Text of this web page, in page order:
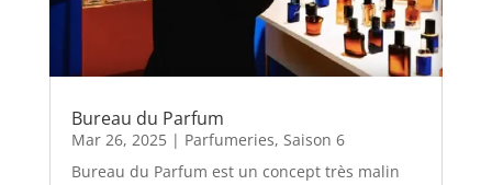
Bureau du Parfum
Mar 26, 2025| Parfumeries, Saison 6
Bureau du Parfum est un concept très malin